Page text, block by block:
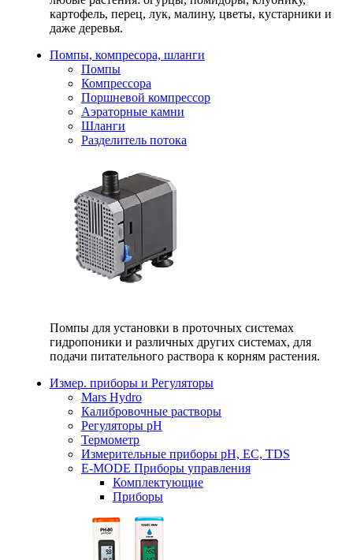
картофель, перец, лук, малину, цветы, кустарники и
даже деревья.
Помпы, компресора, шланги
Помпы
Компрессора
Поршневой компрессор
Аэраторные камни
Шланги
Разделитель потока
Помпы для установки в проточных системах
гидропоники и различных других системах, для
подачи питательного раствора к корням растения.
Измер. приборы и Регуляторы
Mars Hydro
Калибровочные растворы
Регуляторы рН
Термометр
Измерительные приборы pH, EC, TDS
E-MODE Приборы управления
Комплектующие
Приборы